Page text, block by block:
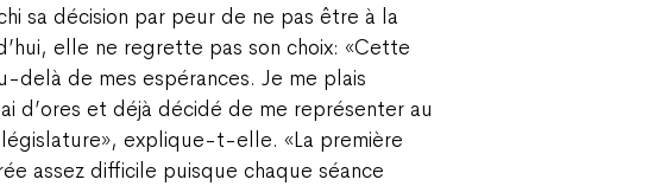
sa décision par peur de ne pas être à la
elle ne regrette pas son choix: «Cette
delà de mes espérances. Je me plais
d’ores et déjà décidé de me représenter au
explique-t-elle. «La première
assez difficile puisque chaque séance